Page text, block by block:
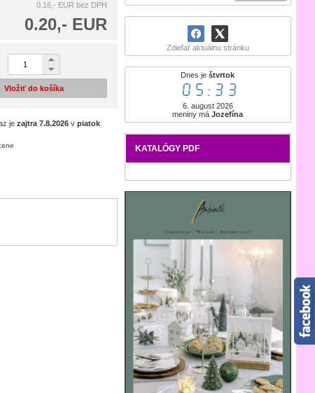
Zdieľať aktuálnu stránku
Dnes ještvrtok
05:33
6. august 2026
meniny máJozefína
KATALÓGY PDF
0.16,- EUR bez DPH
0.20,- EUR
Vložiť do košíka
jezajtra 7.8.2026 vpiatok